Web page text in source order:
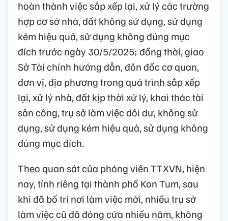
hoàn thành việc sắp xếp lại, xử lý các trường
hợp cơ sở nhà, đất không sử dụng, sử dụng
kém hiệu quả, sử dụng không đúng mục
đích trước ngày 30/5/2025; đồng thời, giao
Sở Tài chính hướng dẫn, đôn đốc cơ quan,
đơn vị, địa phương trong quá trình sắp xếp
lại, xử lý nhà, đất kịp thời xử lý, khai thác tài
sản công, trụ sở làm việc dôi dư, không sử
dụng, sử dụng kém hiệu quả, sử dụng không
đúng mục đích.
Theo quan sát của phóng viên TTXVN, hiện
nay, tính riêng tại thành phố Kon Tum, sau
khi đã bố trí nơi làm việc mới, nhiều trụ sở
làm việc cũ đã đóng cửa nhiều năm, không